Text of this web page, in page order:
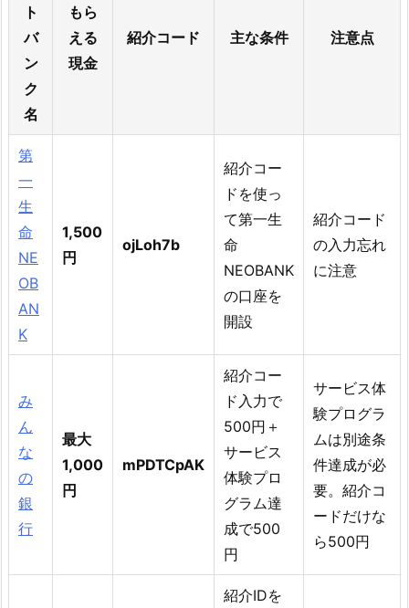
ト
バ
ン
ク
名
もら
える
現金
紹介コード 主な条件 注意点
第
一
生
命
NE
OB
AN
K
1,500
円
ojLoh7b
紹介コー
ドを使っ
て第一生
命
NEOBANK
の口座を
開設
紹介コード
の入力忘れ
に注意
み
ん
な
の
銀
行
最大
1,000
円
mPDTCpAK
紹介コー
ド入力で
500円＋
サービス
体験プロ
グラム達
成で500
円
サービス体
験プログラ
ムは別途条
件達成が必
要。紹介コ
ードだけな
ら500円
紹介IDを